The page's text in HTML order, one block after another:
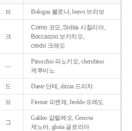
브 Bologna 볼로냐, bravo 브라보
크
Como 코모, Sicilia 시칠리아,
Boccaccio 보카치오,
credo 크레도
―
Pinocchio 피노키오, cherubino
케루비노
드 Dante 단테, drizza 드리차
프 Firenze 피렌체, freddo 프레도
그
Galileo 갈릴레오, Genova
제노바, gloria 글로리아